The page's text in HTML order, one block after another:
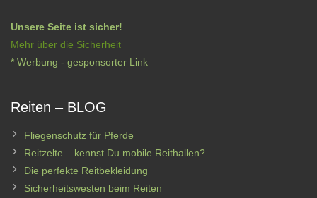
Unsere Seite ist sicher!
Mehr über die Sicherheit
* Werbung - gesponsorter Link
Reiten – BLOG
Fliegenschutz für Pferde
Reitzelte – kennst Du mobile Reithallen?
Die perfekte Reitbekleidung
Sicherheitswesten beim Reiten